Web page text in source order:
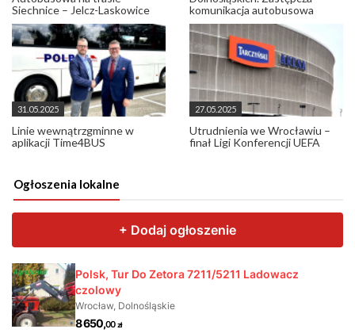
Siechnice – Jelcz-Laskowice
komunikacja autobusowa
31.05.2025
Linie wewnątrzgminne w
aplikacji Time4BUS
27.05.2025
Utrudnienia we Wrocławiu –
finał Ligi Konferencji UEFA
Ogłoszenia lokalne